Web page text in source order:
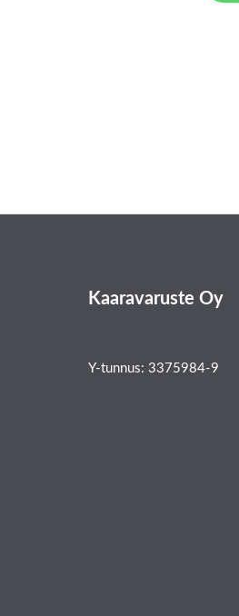
Kaaravaruste Oy
Y-tunnus: 3375984-9